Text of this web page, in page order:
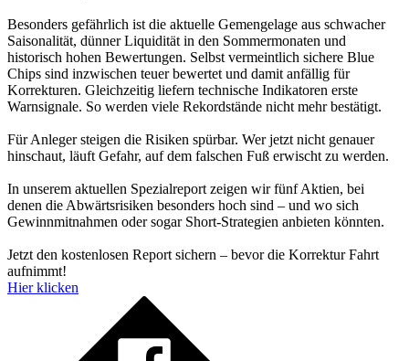
Besonders gefährlich ist die aktuelle Gemengelage aus schwacher
Saisonalität, dünner Liquidität in den Sommermonaten und
historisch hohen Bewertungen. Selbst vermeintlich sichere Blue
Chips sind inzwischen teuer bewertet und damit anfällig für
Korrekturen. Gleichzeitig liefern technische Indikatoren erste
Warnsignale. So werden viele Rekordstände nicht mehr bestätigt.
Für Anleger steigen die Risiken spürbar. Wer jetzt nicht genauer
hinschaut, läuft Gefahr, auf dem falschen Fuß erwischt zu werden.
In unserem aktuellen Spezialreport zeigen wir fünf Aktien, bei
denen die Abwärtsrisiken besonders hoch sind – und wo sich
Gewinnmitnahmen oder sogar Short-Strategien anbieten könnten.
Jetzt den kostenlosen Report sichern – bevor die Korrektur Fahrt
aufnimmt!
Hier klicken